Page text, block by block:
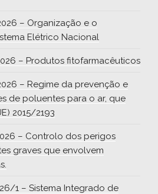
– Organização e o
Elétrico Nacional
– Produtos fitofarmacêuticos
– Regime da prevenção e
de poluentes para o ar, que
2015/2193
– Controlo dos perigos
graves que envolvem
1 – Sistema Integrado de